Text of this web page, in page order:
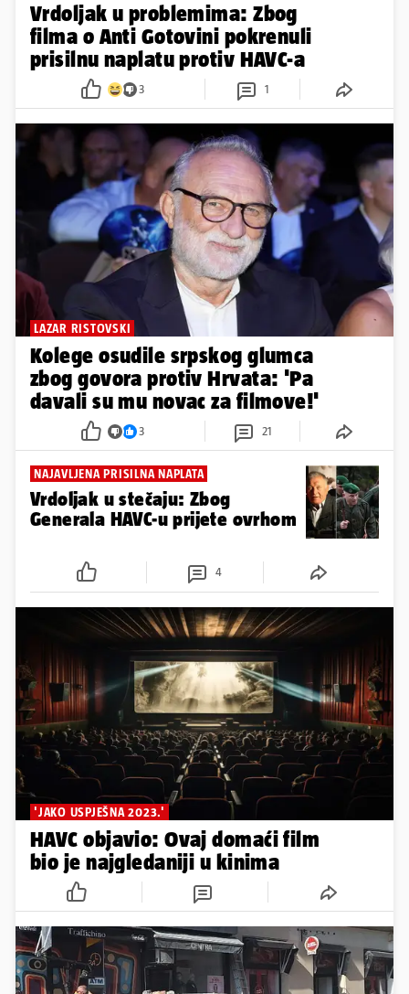
Vrdoljak u problemima: Zbog
filma o Anti Gotovini pokrenuli
prisilnu naplatu protiv HAVC-a
3 1
LAZAR RISTOVSKI
Kolege osudile srpskog glumca
zbog govora protiv Hrvata: 'Pa
davali su mu novac za filmove!'
3 21
NAJAVLJENA PRISILNA NAPLATA
Vrdoljak u stečaju: Zbog
Generala HAVC-u prijete ovrhom
4
'JAKO USPJEŠNA 2023.'
HAVC objavio: Ovaj domaći film
bio je najgledaniji u kinima